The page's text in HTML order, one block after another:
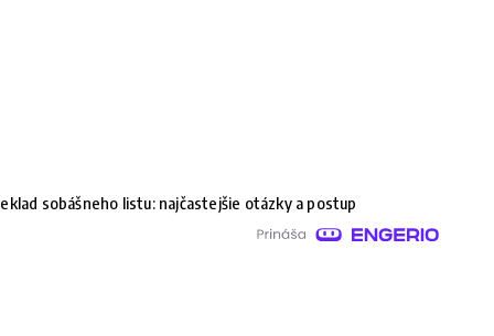
sobášneho listu: najčastejšie otázky a postup